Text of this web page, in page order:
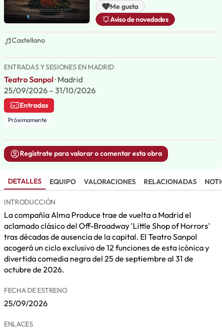
Me gusta
Aviso de novedades
Castellano
ENTRADAS Y SESIONES EN MADRID
Teatro Sanpol · Madrid
25/09/2026 – 31/10/2026
Entradas
Próximamente
Regístrate para valorar o comentar esta obra
DETALLES EQUIPO VALORACIONES RELACIONADAS
INTRODUCCIÓN
La compañía Alma Produce trae de vuelta a Madrid el
aclamado clásico del Off-Broadway 'Little Shop of Horrors'
tras décadas de ausencia de la capital. El Teatro Sanpol
acogerá un ciclo exclusivo de 12 funciones de esta icónica y
divertida comedia negra del 25 de septiembre al 31 de
octubre de 2026.
FECHA DE ESTRENO
25/09/2026
ENLACES